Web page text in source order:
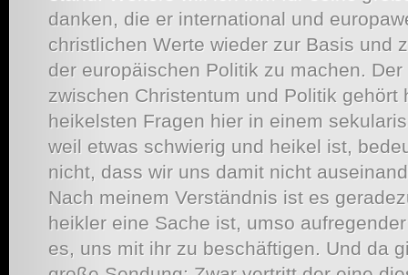
danken, die er international und
christlichen Werte wieder zur Basis und
der europäischen Politik zu machen.
zwischen Christentum und Politik gehört
heikelsten Fragen hier in einem
weil etwas schwierig und heikel ist,
nicht, dass wir uns damit nicht
Nach meinem Verständnis ist es
heikler eine Sache ist, umso
es, uns mit ihr zu beschäftigen. Und da